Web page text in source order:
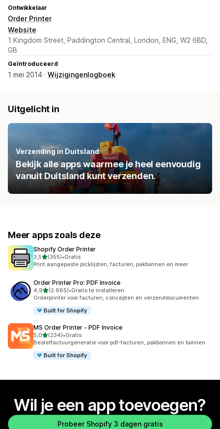
Ontwikkelaar
Order Printer
Website
1 Kingdom Street, Paddington Central, London, ENG, W2 6BD,
GB
Geïntroduceerd
1 mei 2014 · Wijzigingenlogboek
Uitgelicht in
Verzending in Duitsland
Bekijk alle apps waarmee je heel eenvoudig
vanuit Duitsland kunt verzenden.
Meer apps zoals deze
Shopify Order Printer
3,5van 5 sterren
(355)
355 recensies in totaal
•Gratis
Print aangepaste picklijsten, facturen, pakbonnen en meer
Order Printer Pro: PDF Invoice
4,9van 5 sterren
(2.685)
2685 recensies in totaal
•Gratis te installeren
Orderprinter voor facturen, concepten en verzenddocumenten
Built for Shopify
MS Order Printer ‑ PDF Invoice
5,0van 5 sterren
(234)
234 recensies in totaal
•Gratis
Bestelfactuurgenerator voor pdf-facturen, pakbonnen en bonnen
Built for Shopify
Wil je een app toevoegen?
Probeer Shopify 3 dagen gratis